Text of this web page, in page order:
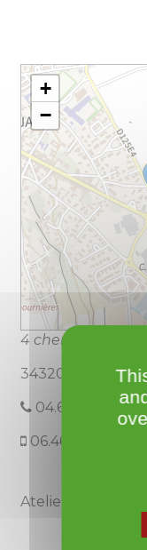
+
−
4 chemin de la
34320 Roujan
04.67.38.46.44
06.46.32.29.54
Atelier de